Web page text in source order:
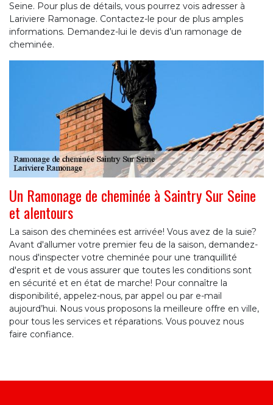
Seine. Pour plus de détails, vous pourrez vois adresser à
Lariviere Ramonage. Contactez-le pour de plus amples
informations. Demandez-lui le devis d’un ramonage de
cheminée.
Un Ramonage de cheminée à Saintry Sur Seine
et alentours
La saison des cheminées est arrivée! Vous avez de la suie?
Avant d'allumer votre premier feu de la saison, demandez-
nous d'inspecter votre cheminée pour une tranquillité
d'esprit et de vous assurer que toutes les conditions sont
en sécurité et en état de marche! Pour connaître la
disponibilité, appelez-nous, par appel ou par e-mail
aujourd’hui. Nous vous proposons la meilleure offre en ville,
pour tous les services et réparations. Vous pouvez nous
faire confiance.